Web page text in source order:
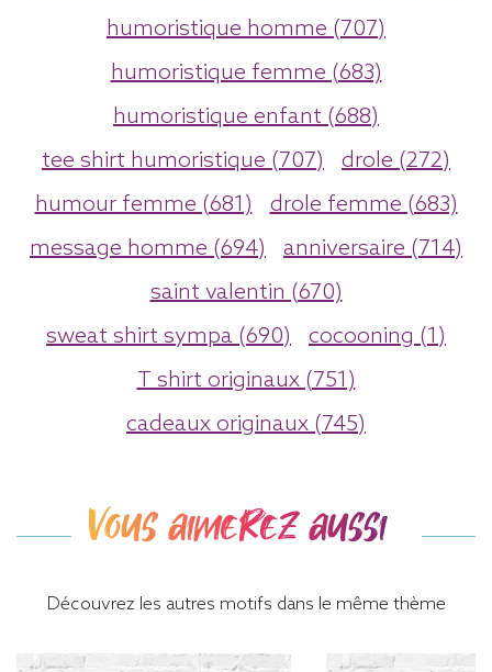
humoristique homme (707)
humoristique femme (683)
humoristique enfant (688)
tee shirt humoristique (707)
drole (272)
humour femme (681)
drole femme (683)
message homme (694)
anniversaire (714)
saint valentin (670)
sweat shirt sympa (690)
cocooning (1)
T shirt originaux (751)
cadeaux originaux (745)
Vous aimerez aussi
Découvrez les autres motifs dans le même thème